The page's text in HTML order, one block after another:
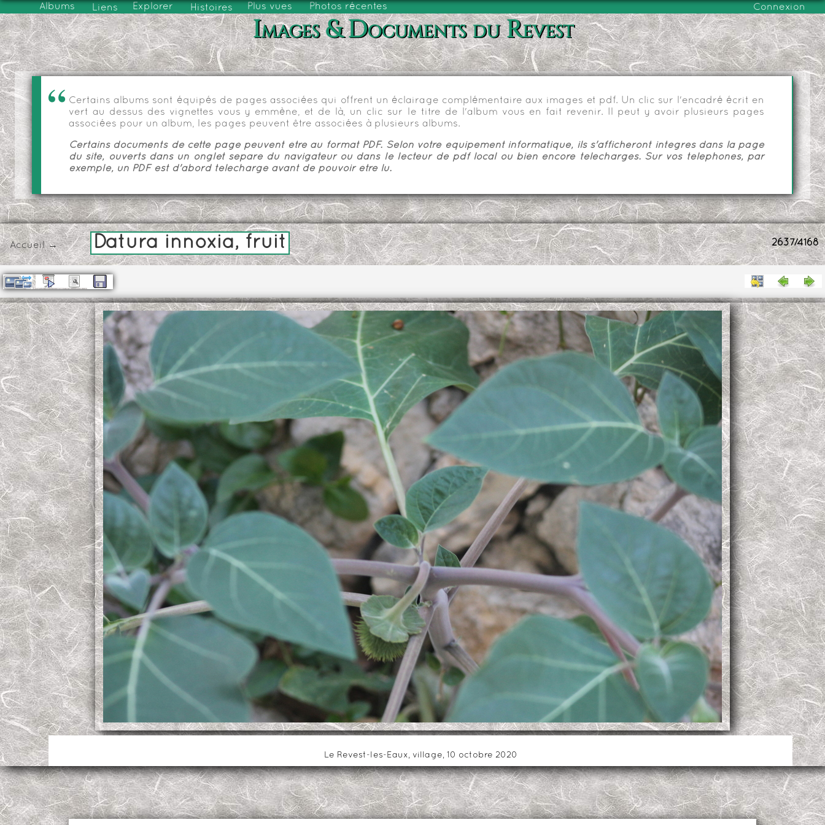
Albums Liens Explorer Histoires Plus vues Photos récentes Connexion
Images & Documents du Revest
Certains albums sont équipés de pages associées qui offrent un éclairage complémentaire aux images et pdf. Un clic sur l'encadré écrit en
vert au dessus des vignettes vous y emmène, et de là, un clic sur le titre de l'album vous en fait revenir. Il peut y avoir plusieurs pages
associées pour un album, les pages peuvent être associées à plusieurs albums.
Certains documents de cette page peuvent être au format PDF. Selon votre équipement informatique, ils s'afficheront intégrés dans la page
du site, ouverts dans un onglet séparé du navigateur ou dans le lecteur de pdf local ou bien encore téléchargés. Sur vos téléphones, par
exemple, un PDF est d'abord téléchargé avant de pouvoir être lu.
2637/4168
Accueil→ Datura innoxia, fruit
Le Revest-les-Eaux, village, 10 octobre 2020